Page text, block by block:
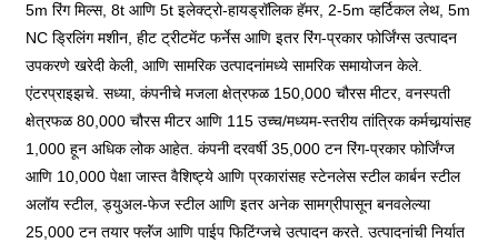
5m रिंग मिल्स, 8t आणि 5t इलेक्ट्रो-हायड्रॉलिक हॅमर, 2-5m व्हर्टिकल लेथ, 5m
NC ड्रिलिंग मशीन, हीट ट्रीटमेंट फर्नेस आणि इतर रिंग-प्रकार फोर्जिंग्स उत्पादन
उपकरणे खरेदी केली, आणि सामरिक उत्पादनांमध्ये सामरिक समायोजन केले.
एंटरप्राइझचे. सध्या, कंपनीचे मजला क्षेत्रफळ 150,000 चौरस मीटर, वनस्पती
क्षेत्रफळ 80,000 चौरस मीटर आणि 115 उच्च/मध्यम-स्तरीय तांत्रिक कर्मचार्‍यांसह
1,000 हून अधिक लोक आहेत. कंपनी दरवर्षी 35,000 टन रिंग-प्रकार फोर्जिंग्ज
आणि 10,000 पेक्षा जास्त वैशिष्ट्ये आणि प्रकारांसह स्टेनलेस स्टील कार्बन स्टील
अलॉय स्टील, ड्युअल-फेज स्टील आणि इतर अनेक सामग्रीपासून बनवलेल्या
25,000 टन तयार फ्लॅंज आणि पाईप फिटिंग्जचे उत्पादन करते. उत्पादनांची निर्यात